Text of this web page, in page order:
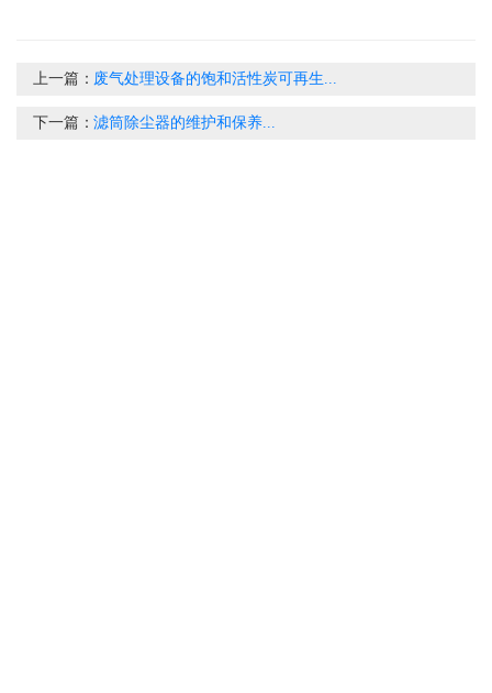
上一篇： 废气处理设备的饱和活性炭可再生...
下一篇：滤筒除尘器的维护和保养...